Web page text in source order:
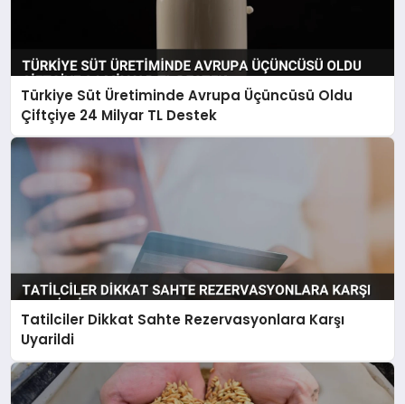
Türkiye Süt Üretiminde Avrupa Üçüncüsü Oldu
Çiftçiye 24 Milyar TL Destek
Tatilciler Dikkat Sahte Rezervasyonlara Karşı
Uyarildi